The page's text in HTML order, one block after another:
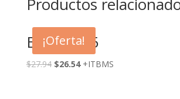
¡Oferta!
BM-31005
$27.94 $26.54 +ITBMS